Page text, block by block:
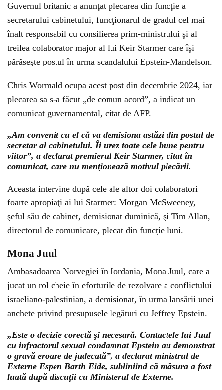
Guvernul britanic a anunţat plecarea din funcţie a
secretarului cabinetului, funcţionarul de gradul cel mai
înalt responsabil cu consilierea prim-ministrului şi al
treilea colaborator major al lui Keir Starmer care îşi
părăseşte postul în urma scandalului Epstein-Mandelson.
Chris Wormald ocupa acest post din decembrie 2024, iar
plecarea sa s-a făcut „de comun acord”, a indicat un
comunicat guvernamental, citat de AFP.
„Am convenit cu el că va demisiona astăzi din postul de
secretar al cabinetului. Îi urez toate cele bune pentru
viitor”, a declarat premierul Keir Starmer, citat în
comunicat, care nu menţionează motivul plecării.
Aceasta intervine după cele ale altor doi colaboratori
foarte apropiaţi ai lui Starmer: Morgan McSweeney,
şeful său de cabinet, demisionat duminică, şi Tim Allan,
directorul de comunicare, plecat din funcţie luni.
Mona Juul
Ambasadoarea Norvegiei în Iordania, Mona Juul, care a
jucat un rol cheie în eforturile de rezolvare a conflictului
israeliano-palestinian, a demisionat, în urma lansării unei
anchete privind presupusele legături cu Jeffrey Epstein.
„Este o decizie corectă şi necesară. Contactele lui Juul
cu infractorul sexual condamnat Epstein au demonstrat
o gravă eroare de judecată”, a declarat ministrul de
Externe Espen Barth Eide, subliniind că măsura a fost
luată după discuţii cu Ministerul de Externe.